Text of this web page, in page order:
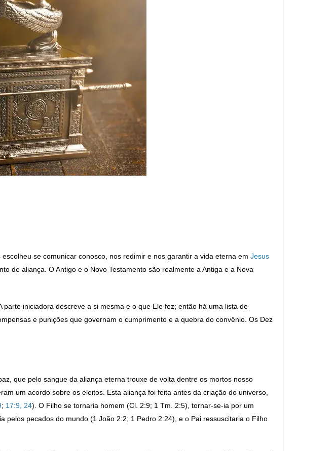
se comunicar conosco, nos redimir e nos garantir a vida eterna em Jesus
de aliança. O Antigo e o Novo Testamento são realmente a Antiga e a Nova
parte iniciadora descreve a si mesma e o que Ele fez; então há uma lista de
e punições que governam o cumprimento e a quebra do convênio. Os Dez
que pelo sangue da aliança eterna trouxe de volta dentre os mortos nosso
um acordo sobre os eleitos. Esta aliança foi feita antes da criação do universo,
; 17:9, 24). O Filho se tornaria homem (Cl. 2:9; 1 Tm. 2:5), tornar-se-ia por um
pecados do mundo (1 João 2:2; 1 Pedro 2:24), e o Pai ressuscitaria o Filho